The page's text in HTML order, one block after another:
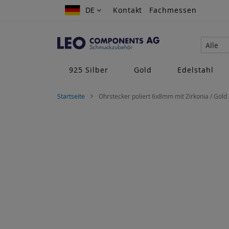
Zum
DE
DE Kontakt Fachmessen
Alle
925 Silber
Gold Edelstahl
Startseite Ohrstecker poliert 6x8mm mit Zirkonia / Gold